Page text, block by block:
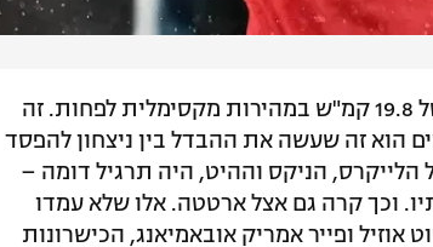
המטרה היא שכולם יעמדו בסטנדרט המינימלי של 19.8 קמ"ש במהירות מקסימלית לפחות. זה
הוא זה שעשה את ההבדל בין ניצחון להפסד
הניקס וההיט, היה תרגיל דומה –
וכך קרה גם אצל ארטטה. אלו שלא עמדו
ופייר אמריק אובאמיאנג, הכישרונות